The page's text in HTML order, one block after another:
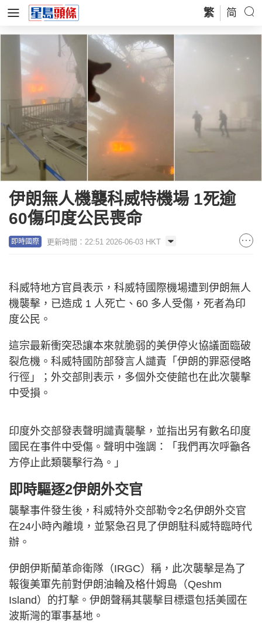
繁 简
伊朗無人機襲科威特機場 1死逾
60傷印度公民喪命
即時國際 更新時間：22:51 2026-06-03 HKT
科威特地方官員表示，科威特國際機場遭到伊朗無人
機襲擊，已造成 1 人死亡、60 多人受傷，死者為印
度公民。
這宗最新衝突恐讓本來就脆弱的美伊停火協議面臨破
裂危機。科威特國防部發言人譴責「伊朗的罪惡侵略
行徑」；外交部則表示，多個外交使館也在此次襲擊
中受損。
印度外交部發表聲明譴責襲擊，並指出另有數名印度
國民在事件中受傷。聲明中強調：「我們再次呼籲各
方停止此類襲擊行為。」
即時驅逐2伊朗外交官
襲擊事件發生後，科威特外交部勒令2名伊朗外交官
在24小時內離境，並緊急召見了伊朗駐科威特臨時代
辦。
伊朗伊斯蘭革命衛隊（IRGC）稱，此次襲擊是為了
報復美軍先前對伊朗油輪及格什姆島（Qeshm
Island）的打擊。伊朗聲稱其襲擊目標還包括美國在
波斯灣的軍事基地。